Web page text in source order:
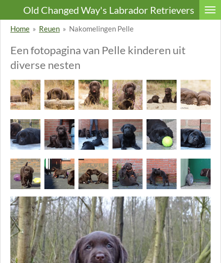
direct
de
hoofdinhoud
Old Changed Way's Labrador Retrievers
Home » Reuen » Nakomelingen Pelle
Een fotopagina van Pelle kinderen uit
diverse nesten